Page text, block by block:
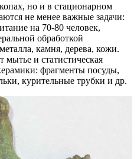
но и в стационарном
не менее важные задачи:
на 70-80 человек,
обработкой
камня, дерева, кожи.
и статистическая
фрагменты посуды,
курительные трубки и др.